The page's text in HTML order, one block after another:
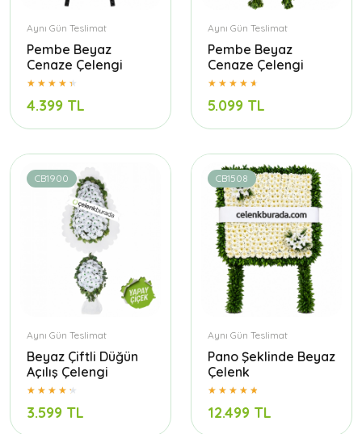
Aynı Gün Teslimat
Pembe Beyaz
Cenaze Çelengi
4.399 TL
Aynı Gün Teslimat
Pembe Beyaz
Cenaze Çelengi
5.099 TL
CB1900
Aynı Gün Teslimat
Beyaz Çiftli Düğün
Açılış Çelengi
3.599 TL
CB1508
Aynı Gün Teslimat
Pano Şeklinde Beyaz
Çelenk
12.499 TL